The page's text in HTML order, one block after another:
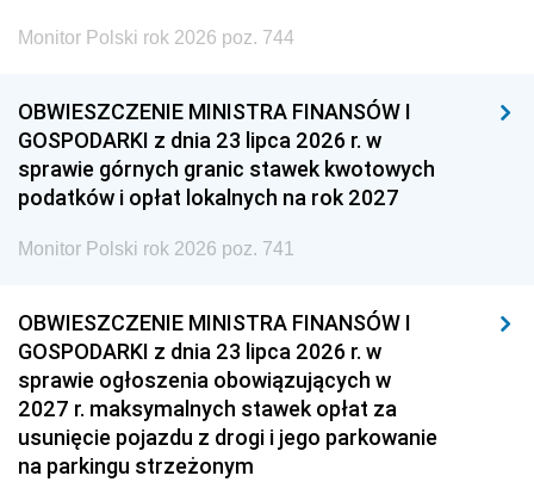
Monitor Polski rok 2026 poz. 744
OBWIESZCZENIE MINISTRA FINANSÓW I
GOSPODARKI z dnia 23 lipca 2026 r. w
sprawie górnych granic stawek kwotowych
podatków i opłat lokalnych na rok 2027
Monitor Polski rok 2026 poz. 741
OBWIESZCZENIE MINISTRA FINANSÓW I
GOSPODARKI z dnia 23 lipca 2026 r. w
sprawie ogłoszenia obowiązujących w
2027 r. maksymalnych stawek opłat za
usunięcie pojazdu z drogi i jego parkowanie
na parkingu strzeżonym